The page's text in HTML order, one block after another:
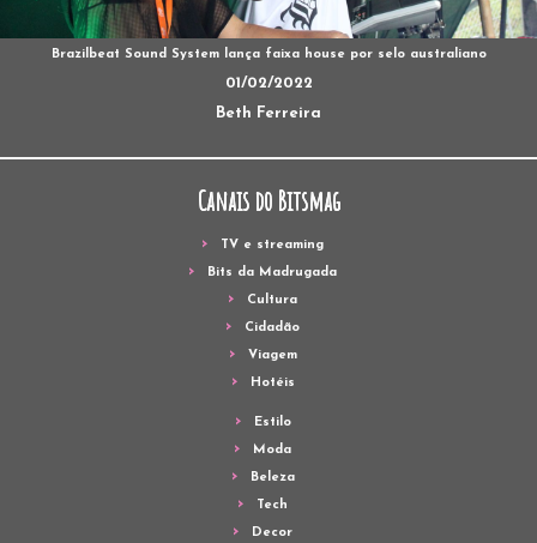
Brazilbeat Sound System lança faixa house por selo australiano
01/02/2022
Beth Ferreira
Canais do Bitsmag
TV e streaming
Bits da Madrugada
Cultura
Cidadão
Viagem
Hotéis
Estilo
Moda
Beleza
Tech
Decor